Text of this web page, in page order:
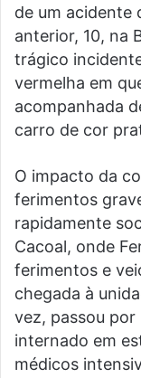
de um acidente
anterior, 10, na
trágico
vermelha em
acompanhada
carro de cor
O impacto da
ferimentos
rapidamente
Cacoal, onde
ferimentos e
chegada à
vez, passou por
internado em
médicos